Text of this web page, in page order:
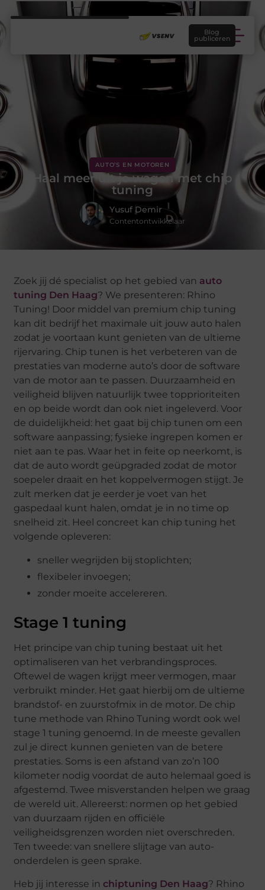
Blog
publiceren
AUTO’S EN MOTOREN
Haal meer uit je wagen met chip
tuning
Yusuf Demir
Contentontwikkelaar
Zoek jij dé specialist op het gebied van auto
tuning Den Haag? We presenteren: Rhino
Tuning! Door middel van premium chip tuning
kan dit bedrijf het maximale uit jouw auto halen
zodat je voortaan kunt genieten van de ultieme
rijervaring. Chip tunen is het verbeteren van de
prestaties van moderne auto’s door de software
van de motor aan te passen. Duurzaamheid en
veiligheid blijven natuurlijk twee topprioriteiten
en op beide wordt dan ook niet ingeleverd. Voor
de duidelijkheid: het gaat bij chip tunen om een
software aanpassing; fysieke ingrepen komen er
niet aan te pas. Waar het in feite op neerkomt, is
dat de auto wordt geüpgraded zodat de motor
soepeler draait en het koppelvermogen stijgt. Je
zult merken dat je eerder je voet van het
gaspedaal kunt halen, omdat je in no time op
snelheid zit. Heel concreet kan chip tuning het
volgende opleveren:
sneller wegrijden bij stoplichten;
flexibeler invoegen;
zonder moeite accelereren.
Stage 1 tuning
Het principe van chip tuning bestaat uit het
optimaliseren van het verbrandingsproces.
Oftewel de wagen krijgt meer vermogen, maar
verbruikt minder. Het gaat hierbij om de ultieme
brandstof- en zuurstofmix in de motor. De chip
tune methode van Rhino Tuning wordt ook wel
stage 1 tuning genoemd. In de meeste gevallen
zul je direct kunnen genieten van de betere
prestaties. Soms is een afstand van zo’n 100
kilometer nodig voordat de auto helemaal goed is
afgestemd. Twee misverstanden helpen we graag
de wereld uit. Allereerst: normen op het gebied
van duurzaam rijden en officiële
veiligheidsgrenzen worden niet overschreden.
Ten tweede: van snellere slijtage van auto-
onderdelen is geen sprake.
Heb jij interesse inchiptuning Den Haag? Rhino